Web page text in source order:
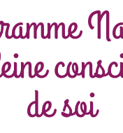
de soi